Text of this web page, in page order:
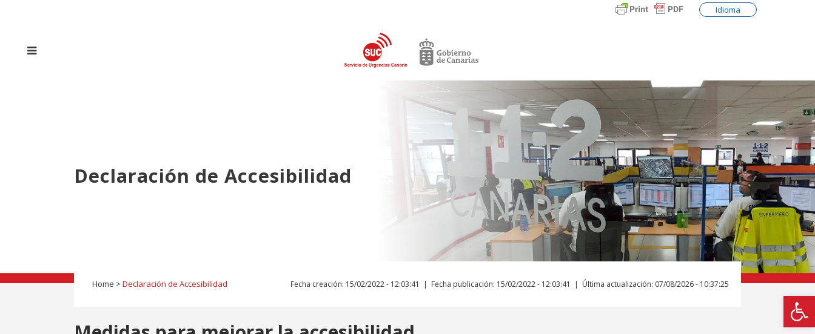
Idioma
Declaración de Accesibilidad
Home > Declaración de Accesibilidad Última actualización: 07/08/2026 - 10:37:25
Fecha publicación: 15/02/2022 - 12:03:41
Fecha creación: 15/02/2022 - 12:03:41